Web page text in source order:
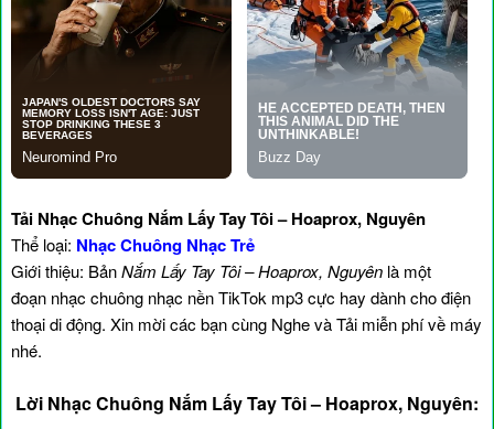
Tải Nhạc Chuông Nắm Lấy Tay Tôi – Hoaprox, Nguyên
Thể loại: Nhạc Chuông Nhạc Trẻ
Giới thiệu: BảnNắm Lấy Tay Tôi – Hoaprox, Nguyên là một
đoạn nhạc chuông nhạc nền TikTok mp3 cực hay dành cho điện
thoại di động. Xin mời các bạn cùng Nghe và Tải miễn phí về máy
nhé.
Lời Nhạc Chuông Nắm Lấy Tay Tôi – Hoaprox, Nguyên: